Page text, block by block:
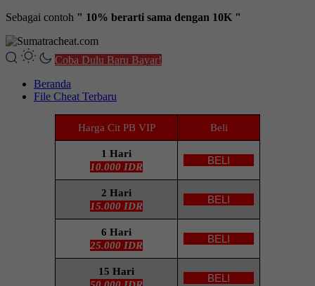
Sebagai contoh " 10% berarti sama dengan 10K "
Coba Dulu Baru Bayar!
Beranda
File Cheat Terbaru
Harga Cit PB VIP Beli
1 Hari
10.000 IDR
BELI
2 Hari
15.000 IDR
BELI
6 Hari
25.000 IDR
BELI
15 Hari
BELI